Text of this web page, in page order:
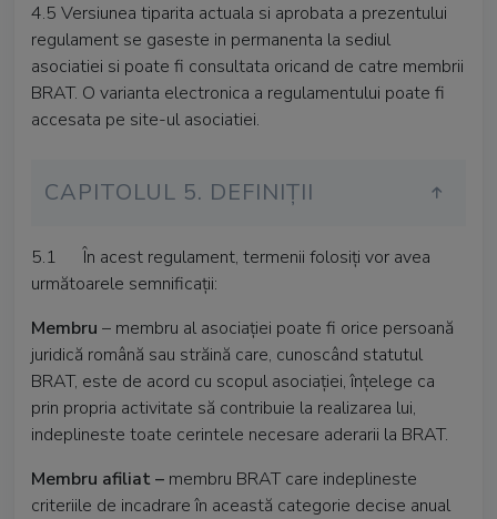
4.5 Versiunea tiparita actuala si aprobata a prezentului
regulament se gaseste in permanenta la sediul
asociatiei si poate fi consultata oricand de catre membrii
BRAT. O varianta electronica a regulamentului poate fi
accesata pe site-ul asociatiei.
CAPITOLUL 5. DEFINIȚII
5.1 În acest regulament, termenii folosiţi vor avea
următoarele semnificaţii:
Membru – membru al asociaţiei poate fi orice persoană
juridică română sau străină care, cunoscând statutul
BRAT, este de acord cu scopul asociaţiei, înţelege ca
prin propria activitate să contribuie la realizarea lui,
indeplineste toate cerintele necesare aderarii la BRAT.
Membru afiliat – membru BRAT care indeplineste
criteriile de incadrare în această categorie decise anual